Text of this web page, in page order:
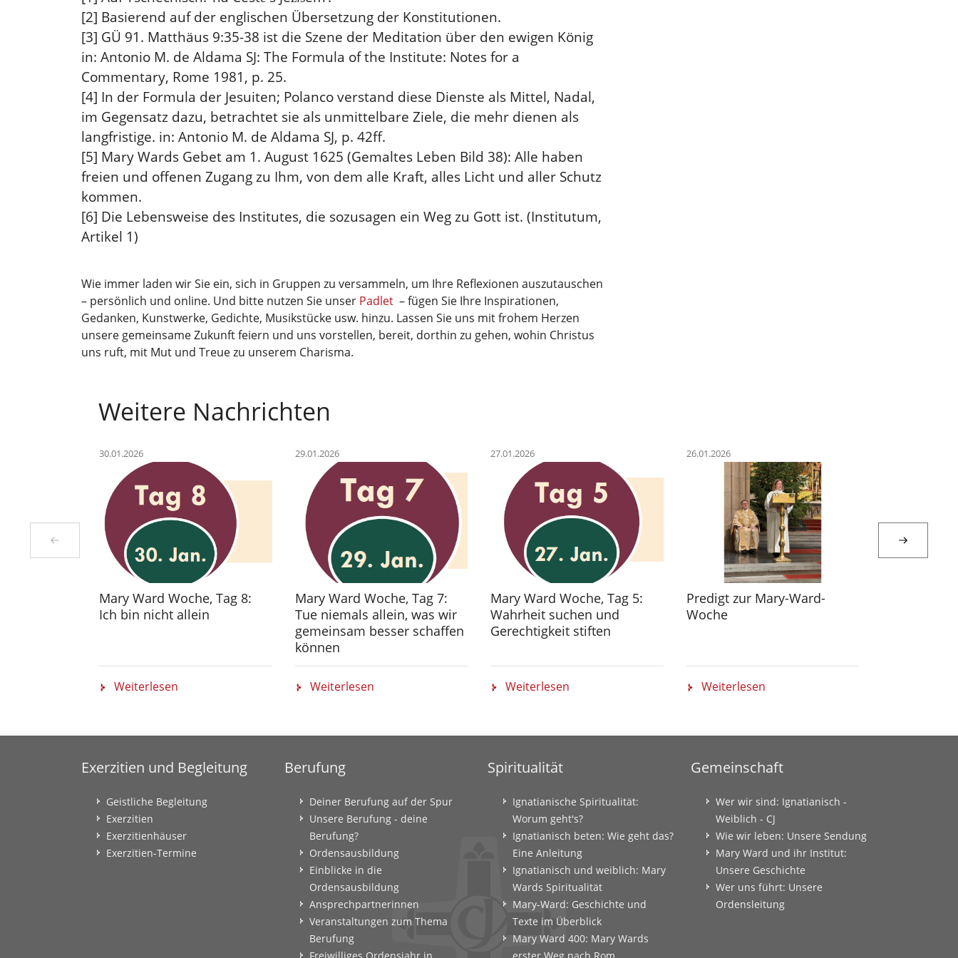
[2] Basierend auf der englischen Übersetzung der Konstitutionen.
[3] GÜ 91. Matthäus 9:35-38 ist die Szene der Meditation über den ewigen König
in: Antonio M. de Aldama SJ: The Formula of the Institute: Notes for a
Commentary, Rome 1981, p. 25.
[4] In der Formula der Jesuiten; Polanco verstand diese Dienste als Mittel, Nadal,
im Gegensatz dazu, betrachtet sie als unmittelbare Ziele, die mehr dienen als
langfristige. in: Antonio M. de Aldama SJ, p. 42ff.
[5] Mary Wards Gebet am 1. August 1625 (Gemaltes Leben Bild 38): Alle haben
freien und offenen Zugang zu Ihm, von dem alle Kraft, alles Licht und aller Schutz
kommen.
[6] Die Lebensweise des Institutes, die sozusagen ein Weg zu Gott ist. (Institutum,
Artikel 1)
Wie immer laden wir Sie ein, sich in Gruppen zu versammeln, um Ihre Reflexionen auszutauschen
– persönlich und online. Und bitte nutzen Sie unser Padlet – fügen Sie Ihre Inspirationen,
Gedanken, Kunstwerke, Gedichte, Musikstücke usw. hinzu. Lassen Sie uns mit frohem Herzen
unsere gemeinsame Zukunft feiern und uns vorstellen, bereit, dorthin zu gehen, wohin Christus
uns ruft, mit Mut und Treue zu unserem Charisma.
Weitere Nachrichten
30.01.2026
Mary Ward Woche, Tag 8:
Ich bin nicht allein
Weiterlesen
29.01.2026
Mary Ward Woche, Tag 7:
Tue niemals allein, was wir
gemeinsam besser schaffen
können
Weiterlesen
27.01.2026
Mary Ward Woche, Tag 5:
Wahrheit suchen und
Gerechtigkeit stiften
Weiterlesen
26.01.2026
Predigt zur Mary-Ward-
Woche
Weiterlesen
Exerzitien und Begleitung
Geistliche Begleitung
Exerzitien
Exerzitienhäuser
Exerzitien-Termine
Berufung
Deiner Berufung auf der Spur
Unsere Berufung - deine
Berufung?
Ordensausbildung
Einblicke in die
Ordensausbildung
Ansprechpartnerinnen
Veranstaltungen zum Thema
Berufung
Spiritualität
Ignatianische Spiritualität:
Worum geht's?
Ignatianisch beten: Wie geht das?
Eine Anleitung
Ignatianisch und weiblich: Mary
Wards Spiritualität
Mary-Ward: Geschichte und
Texte im Überblick
Mary Ward 400: Mary Wards
Gemeinschaft
Wer wir sind: Ignatianisch -
Weiblich - CJ
Wie wir leben: Unsere Sendung
Mary Ward und ihr Institut:
Unsere Geschichte
Wer uns führt: Unsere
Ordensleitung